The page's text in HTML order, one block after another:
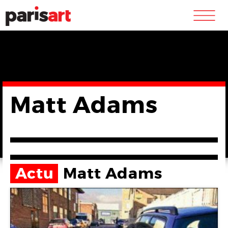
m
Matt Adams
Actu Matt Adams